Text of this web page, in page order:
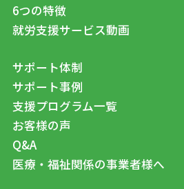
6つの特徴
就労支援サービス動画
サポート体制
サポート事例
支援プログラム一覧
お客様の声
Q&A
医療・福祉関係の事業者様へ